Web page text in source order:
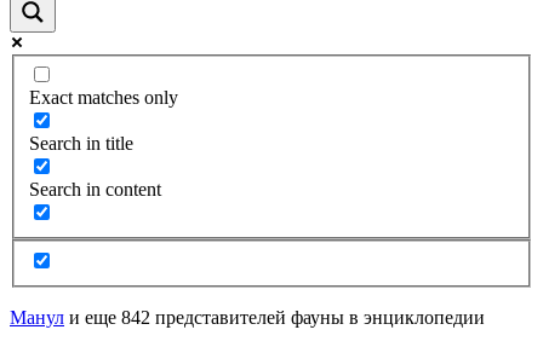
Exact matches only
Search in title
Search in content
Манул и еще 842 представителей фауны в энциклопедии